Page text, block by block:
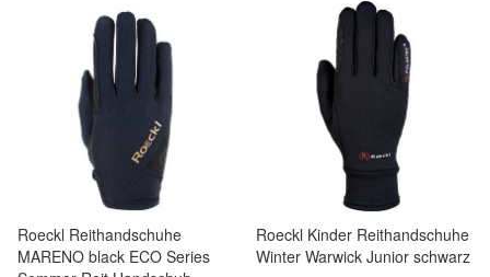
Roeckl Reithandschuhe
MARENO black ECO Series
Roeckl Kinder Reithandschuhe
Winter Warwick Junior schwarz